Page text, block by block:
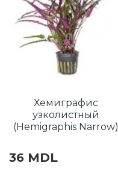
Хемиграфис
узколистный
(Hemigraphis Narrow)
36 MDL